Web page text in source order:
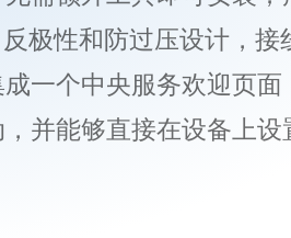
极性和防过压设计，接
一个中央服务欢迎页面
并能够直接在设备上设